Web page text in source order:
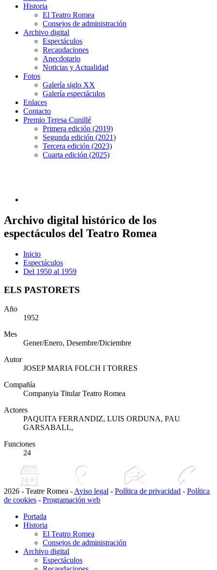
Historia
El Teatro Romea
Consejos de administración
Archivo digital
Espectáculos
Recaudaciones
Anecdotario
Noticias y Actualidad
Fotos
Galería siglo XX
Galería espectáculos
Enlaces
Contacto
Premio Teresa Cunillé
Primera edición (2019)
Segunda edición (2021)
Tercera edición (2023)
Cuarta edición (2025)
Archivo digital histórico de los
espectáculos del Teatro Romea
Inicio
Espectáculos
Del 1950 al 1959
ELS PASTORETS
Año
1952
Mes
Gener/Enero, Desembre/Diciembre
Autor
JOSEP MARIA FOLCH I TORRES
Compañía
Companyia Titular Teatro Romea
Actores
PAQUITA FERRANDIZ, LUIS ORDUNA, PAU
GARSABALL,
Funciones
24
2026 - Teatre Romea - Aviso legal - Política de privacidad - Política
de cookies - Programación web
Portada
Historia
El Teatro Romea
Consejos de administración
Archivo digital
Espectáculos